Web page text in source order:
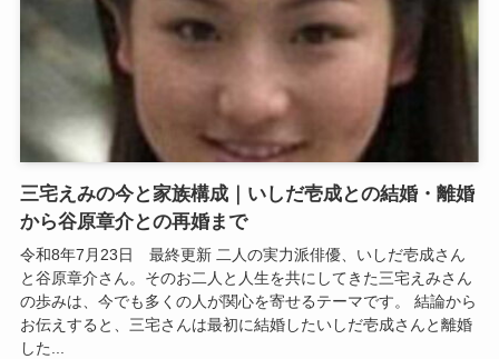
三宅えみの今と家族構成｜いしだ壱成との結婚・離婚
から谷原章介との再婚まで
令和8年7月23日 最終更新 二人の実力派俳優、いしだ壱成さん
と谷原章介さん。そのお二人と人生を共にしてきた三宅えみさん
の歩みは、今でも多くの人が関心を寄せるテーマです。 結論から
お伝えすると、三宅さんは最初に結婚したいしだ壱成さんと離婚
した...